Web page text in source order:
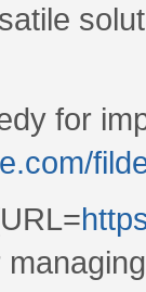
for